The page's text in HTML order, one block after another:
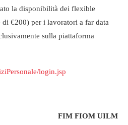
la disponibilità dei flexible
€200) per i lavoratori a far data
sulla piattaforma
login.jsp
FIM FIOM UILM